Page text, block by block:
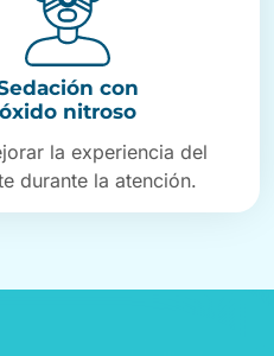
con
óxido nitroso
la experiencia del
durante la atención.